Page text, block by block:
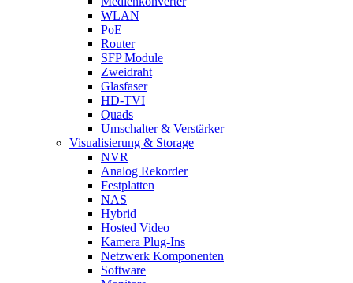
WLAN
PoE
Router
SFP Module
Zweidraht
Glasfaser
HD-TVI
Quads
Umschalter & Verstärker
Visualisierung & Storage
NVR
Analog Rekorder
Festplatten
NAS
Hybrid
Hosted Video
Kamera Plug-Ins
Netzwerk Komponenten
Software